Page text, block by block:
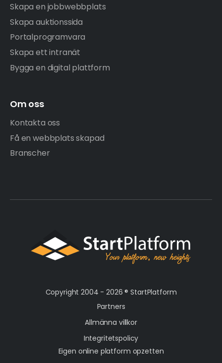
Skapa en jobbwebbplats
Skapa auktionssida
Portalprogramvara
Skapa ett intranät
Bygga en digital plattform
Om oss
Kontakta oss
Få en webbplats skapad
Branscher
Copyright 2004 - 2026 ®StartPlatform
Partners
Allmänna villkor
Integritetspolicy
Eigen online platform opzetten